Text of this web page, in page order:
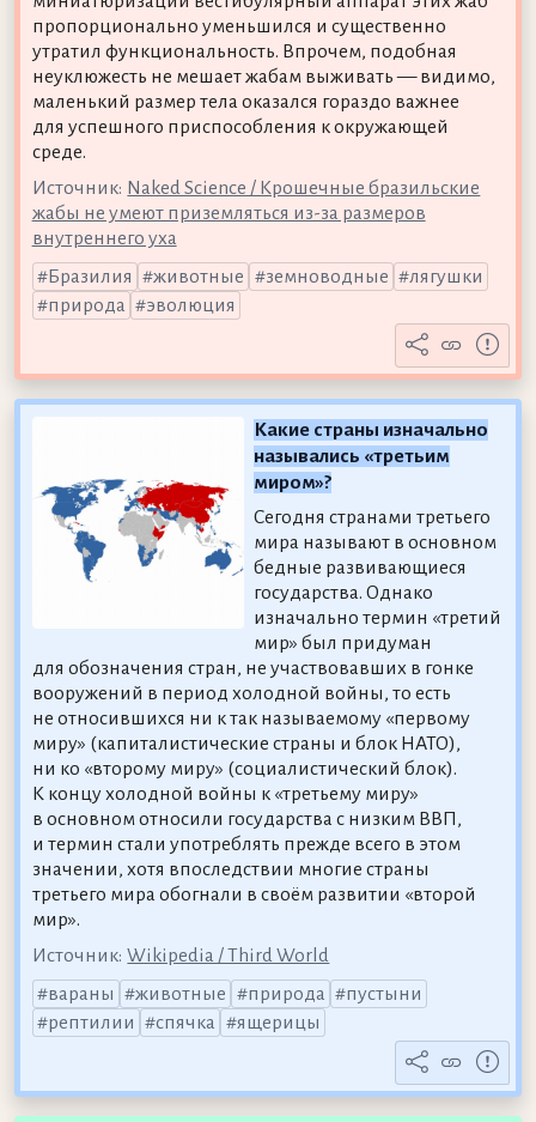
пропорционально уменьшился и существенно
утратил функциональность. Впрочем, подобная
неуклюжесть не мешает жабам выживать — видимо,
маленький размер тела оказался гораздо важнее
для успешного приспособления к окружающей
среде.
Источник: Naked Science / Крошечные бразильские
жабы не умеют приземляться из-за размеров
внутреннего уха
Бразилия
животные земноводные
лягушки
природа
эволюция
Какие страны изначально
назывались «третьим
миром»?
Сегодня странами третьего
мира называют в основном
бедные развивающиеся
государства. Однако
изначально термин «третий
мир» был придуман
для обозначения стран, не участвовавших в гонке
вооружений в период холодной войны, то есть
не относившихся ни к так называемому «первому
миру» (капиталистические страны и блок НАТО),
ни ко «второму миру» (социалистический блок).
К концу холодной войны к «третьему миру»
в основном относили государства с низким ВВП,
и термин стали употреблять прежде всего в этом
значении, хотя впоследствии многие страны
третьего мира обогнали в своём развитии «второй
мир».
Источник: Wikipedia / Third World
вараны
животные природа
пустыни
рептилии
спячка ящерицы